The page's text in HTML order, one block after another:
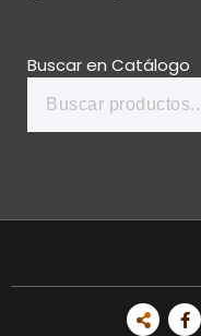
Buscar en Catálogo